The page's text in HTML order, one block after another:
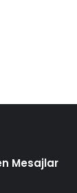
Mesajlar